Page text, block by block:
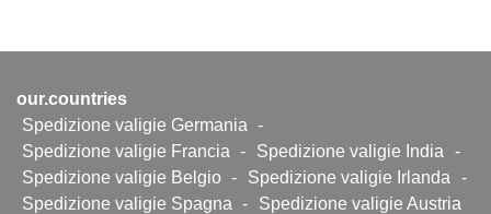
our.countries
Spedizione valigie Germania
-
Spedizione valigie Francia
- Spedizione valigie India
-
Spedizione valigie Belgio - Spedizione valigie Irlanda
-
Spedizione valigie Spagna
-
Spedizione valigie Austria